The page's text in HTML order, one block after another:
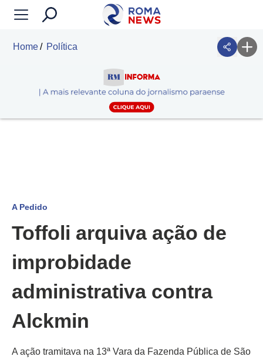
Home Política
A Pedido
Toffoli arquiva ação de
improbidade
administrativa contra
Alckmin
A ação tramitava na 13ª Vara da Fazenda Pública de São